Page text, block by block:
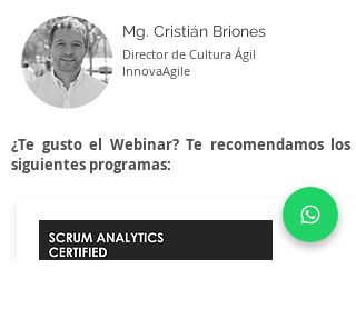
Mg. Cristián Briones
Director de Cultura Ágil
InnovaAgile
¿Te gusto el Webinar? Te recomendamos los
siguientes programas: